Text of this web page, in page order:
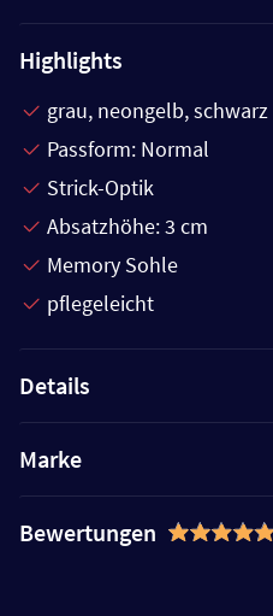
Highlights
grau, neongelb, schwarz
Passform: Normal
Strick-Optik
Absatzhöhe: 3 cm
Memory Sohle
pflegeleicht
Details
Marke
Bewertungen